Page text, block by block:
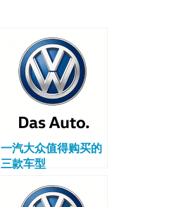
一汽大众值得购买的
三款车型